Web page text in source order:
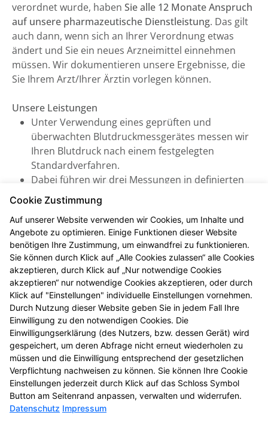
verordnet wurde, haben Sie alle 12 Monate Anspruch
auf unsere pharmazeutische Dienstleistung. Das gilt
auch dann, wenn sich an Ihrer Verordnung etwas
ändert und Sie ein neues Arzneimittel einnehmen
müssen. Wir dokumentieren unsere Ergebnisse, die
Sie Ihrem Arzt/Ihrer Ärztin vorlegen können.
Unsere Leistungen
Unter Verwendung eines geprüften und
überwachten Blutdruckmessgerätes messen wir
Ihren Blutdruck nach einem festgelegten
Standardverfahren.
Dabei führen wir drei Messungen in definierten
Abständen durch, woraus sich ein systolischer
und diastolischer Mittelwert errechnen lässt (inkl.
Puls). Daraus können wir eine verlässliche
Aussage treffen und beraten Sie zu Ihrem
individuellen Bluthochdruck-Risiko.
Je nach Ergebnis sprechen wir weitere Empfehlungen
aus, die wir nach Ihrer Zustimmung mit Ihrem
Arzt/Ihrer Ärztin abstimmen.
Alles kostenfrei für Sie
Die Kosten der standardisierten Risikoerfassung bei
Bluthochdruck werden von Ihrer gesetzlichen oder
privaten Krankenkasse vollständig übernommen.
Cookie Zustimmung
Auf unserer Website verwenden wir Cookies, um Inhalte und
Angebote zu optimieren. Einige Funktionen dieser Website
benötigen Ihre Zustimmung, um einwandfrei zu funktionieren.
Sie können durch Klick auf „Alle Cookies zulassen“ alle Cookies
akzeptieren, durch Klick auf „Nur notwendige Cookies
akzeptieren“ nur notwendige Cookies akzeptieren, oder durch
Klick auf "Einstellungen" individuelle Einstellungen vornehmen.
Durch Nutzung dieser Website geben Sie in jedem Fall Ihre
Einwilligung zu den notwendigen Cookies. Die
Einwilligungserklärung (des Nutzers, bzw. dessen Gerät) wird
gespeichert, um deren Abfrage nicht erneut wiederholen zu
müssen und die Einwilligung entsprechend der gesetzlichen
Verpflichtung nachweisen zu können. Sie können Ihre Cookie
Einstellungen jederzeit durch Klick auf das Schloss Symbol
Button am Seitenrand anpassen, verwalten und widerrufen.
Datenschutz Impressum